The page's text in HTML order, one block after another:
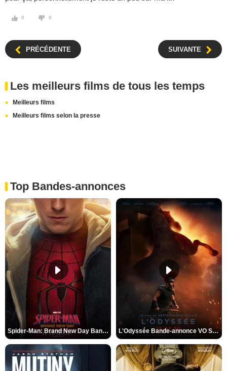
0 0
PRÉCÉDENTE SUIVANTE
Les meilleurs films de tous les temps
Meilleurs films
Meilleurs films selon la presse
Top Bandes-annonces
Spider-Man: Brand New Day Bande-annonce VO STFR L'Odyssée Bande-annonce VO STFR